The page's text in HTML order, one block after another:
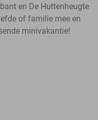
en De Huttenheugte
of familie mee en
minivakantie!